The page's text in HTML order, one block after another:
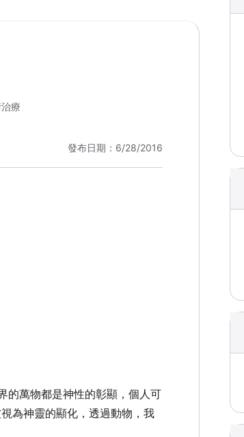
療
發布日期：6/28/2016
的萬物都是神性的彰顯，個人可
為神靈的顯化，透過動物，我